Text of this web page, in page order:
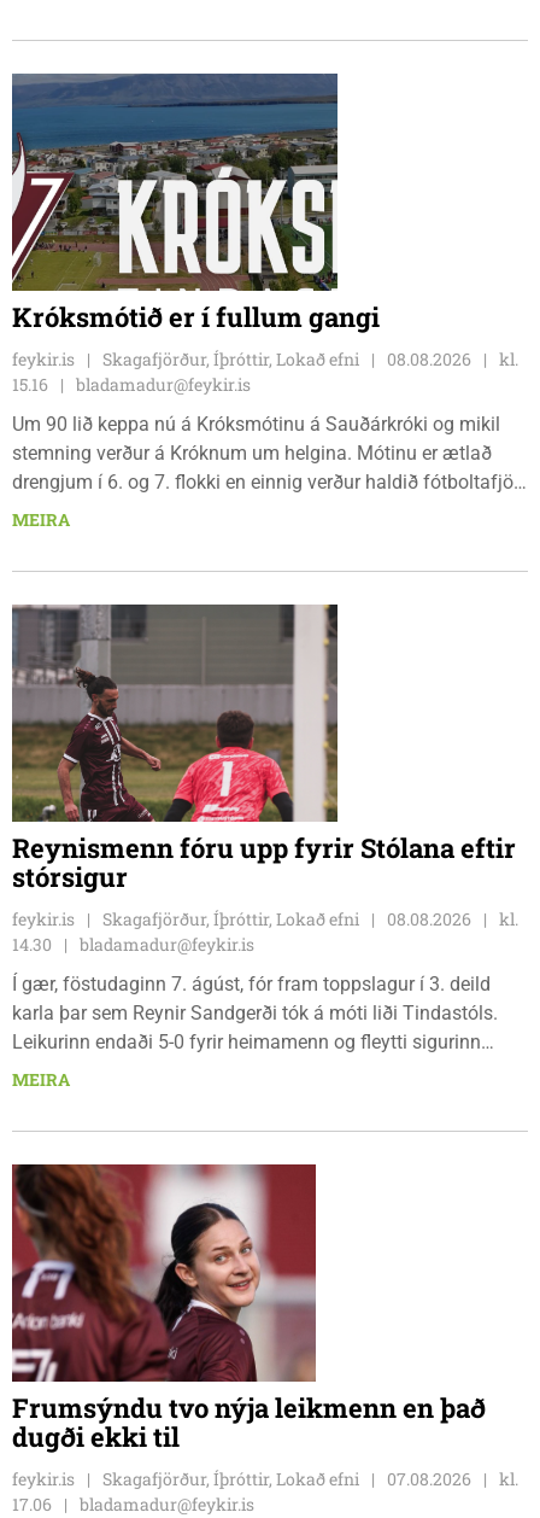
og sagði Magnús Barðdal sveitarstjóri það vera virkilega
þegar Feykir spurði hann út í málið.
Króksmótið er í fullum gangi
feykir.is Skagafjörður, Íþróttir, Lokað efni 08.08.2026
kl.
15.16
bladamadur@feykir.is
Um 90 lið keppa nú á Króksmótinu á Sauðárkróki og mikil
stemning verður á Króknum um helgina. Mótinu er ætlað
drengjum í 6. og 7. flokki en einnig verður haldið fótboltafjör
fyrir yngri systkini. Mótið hófst í gær, föstudaginn 7. ágúst
MEIRA
Reynismenn fóru upp fyrir Stólana eftir
stórsigur
feykir.is Skagafjörður, Íþróttir, Lokað efni 08.08.2026
kl.
14.30
bladamadur@feykir.is
Í gær, föstudaginn 7. ágúst, fór fram toppslagur í 3. deild
karla þar sem Reynir Sandgerði tók á móti liði Tindastóls.
Leikurinn endaði 5-0 fyrir heimamenn og fleytti sigurinn
Reynismönnum á topp deildarinnar en Stólunum í annað
leiknum.
MEIRA
Frumsýndu tvo nýja leikmenn en það
dugði ekki til
feykir.is Skagafjörður, Íþróttir, Lokað efni 07.08.2026
kl.
17.06
bladamadur@feykir.is